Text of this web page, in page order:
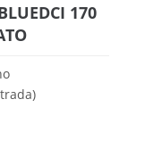
170